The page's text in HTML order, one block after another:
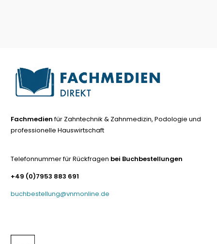
Fachmedienfür Zahntechnik & Zahnmedizin, Podologie und
professionelle Hauswirtschaft
Telefonnummer für Rückfragen bei Buchbestellungen
+49 (0)7953 883 691
buchbestellung@vnmonline.de